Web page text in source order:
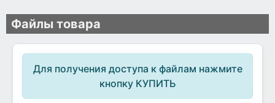
Файлы товара
Для получения доступа к файлам нажмите
кнопку КУПИТЬ